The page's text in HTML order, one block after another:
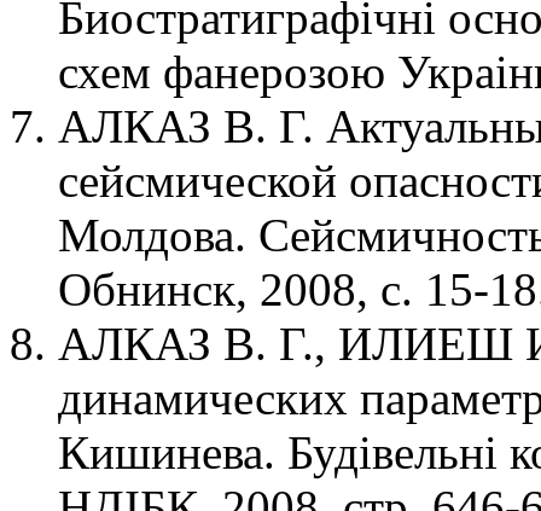
Биостратиграфiчнi
схем фанерозою
АЛКАЗ В. Г.
сейсмической
Молдова.
Обнинск, 2008, с. 15-
АЛКАЗ В. Г., ИЛИЕШ
динамических
Кишинева. Будівельні